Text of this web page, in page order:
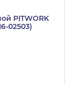
PITWORK
02503)